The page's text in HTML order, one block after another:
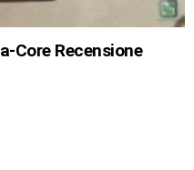
Core Recensione